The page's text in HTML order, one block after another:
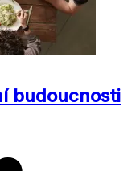
budoucnosti